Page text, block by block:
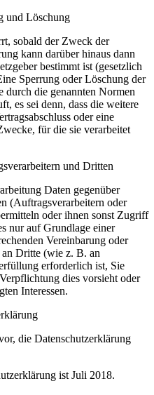
und Löschung
sobald der Zweck der
kann darüber hinaus dann
bestimmt ist (gesetzlich
Sperrung oder Löschung der
durch die genannten Normen
es sei denn, dass die weitere
oder eine
für die sie verarbeitet
und Dritten
Daten gegenüber
(Auftragsverarbeitern oder
oder ihnen sonst Zugriff
nur auf Grundlage einer
Vereinbarung oder
Dritte (wie z. B. an
erforderlich ist, Sie
dies vorsieht oder
Interessen.
die Datenschutzerklärung
ist Juli 2018.